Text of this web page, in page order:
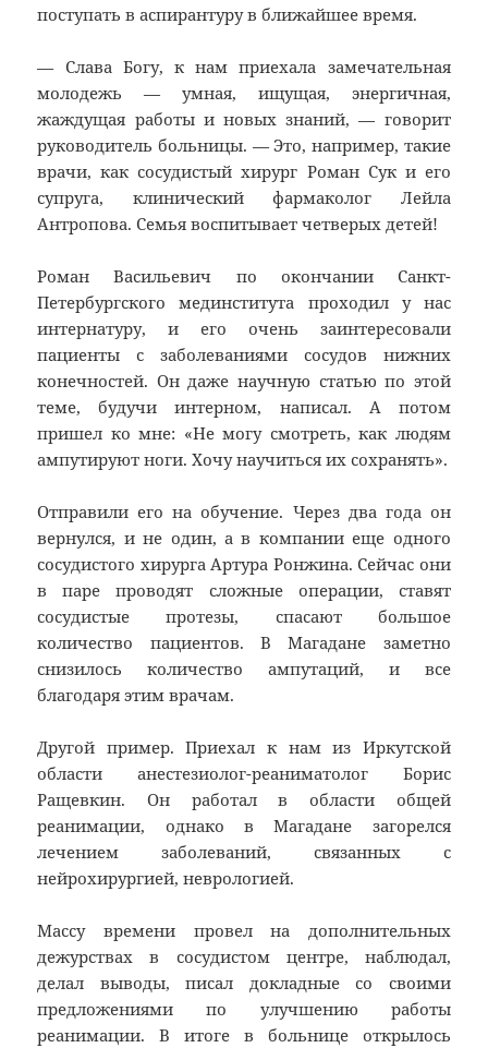
поступать в аспирантуру в ближайшее время.
— Слава Богу, к нам приехала замечательная
молодежь — умная, ищущая, энергичная,
жаждущая работы и новых знаний, — говорит
руководитель больницы. — Это, например, такие
врачи, как сосудистый хирург Роман Сук и его
супруга, клинический фармаколог Лейла
Антропова. Семья воспитывает четверых детей!
Роман Васильевич по окончании Санкт-
Петербургского мединститута проходил у нас
интернатуру, и его очень заинтересовали
пациенты с заболеваниями сосудов нижних
конечностей. Он даже научную статью по этой
теме, будучи интерном, написал. А потом
пришел ко мне: «Не могу смотреть, как людям
ампутируют ноги. Хочу научиться их сохранять».
Отправили его на обучение. Через два года он
вернулся, и не один, а в компании еще одного
сосудистого хирурга Артура Ронжина. Сейчас они
в паре проводят сложные операции, ставят
сосудистые протезы, спасают большое
количество пациентов. В Магадане заметно
снизилось количество ампутаций, и все
благодаря этим врачам.
Другой пример. Приехал к нам из Иркутской
области анестезиолог-реаниматолог Борис
Ращевкин. Он работал в области общей
реанимации, однако в Магадане загорелся
лечением заболеваний, связанных с
нейрохирургией, неврологией.
Массу времени провел на дополнительных
дежурствах в сосудистом центре, наблюдал,
делал выводы, писал докладные со своими
предложениями по улучшению работы
реанимации. В итоге в больнице открылось